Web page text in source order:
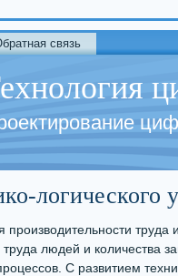
связь
логического
труда
людей и количества
С развитием